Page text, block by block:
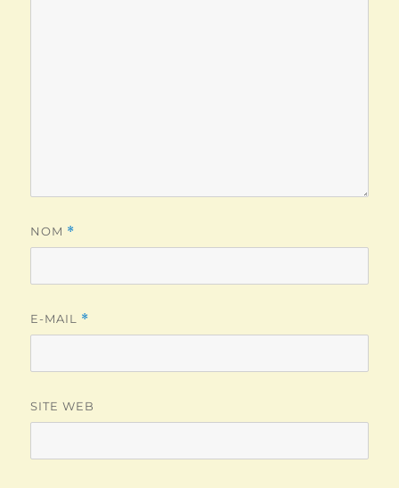
NOM *
E-MAIL *
SITE WEB